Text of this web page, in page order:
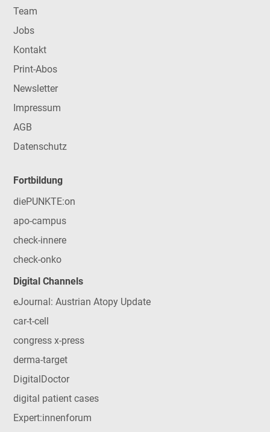
Team
Jobs
Kontakt
Print-Abos
Newsletter
Impressum
AGB
Datenschutz
Fortbildung
diePUNKTE:on
apo-campus
check-innere
check-onko
Digital Channels
eJournal: Austrian Atopy Update
car-t-cell
congress x-press
derma-target
DigitalDoctor
digital patient cases
Expert:innenforum